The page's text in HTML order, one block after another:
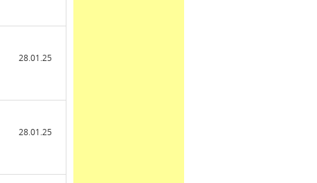
28.01.25
28.01.25